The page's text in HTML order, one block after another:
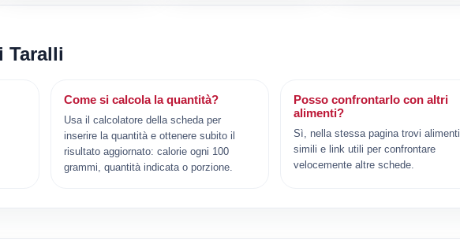
Taralli
Come si calcola la quantità?
Usa il calcolatore della scheda per
inserire la quantità e ottenere subito il
risultato aggiornato: calorie ogni 100
grammi, quantità indicata o porzione.
Posso confrontarlo con altri
alimenti?
Sì, nella stessa pagina trovi alimenti
simili e link utili per confrontare
velocemente altre schede.